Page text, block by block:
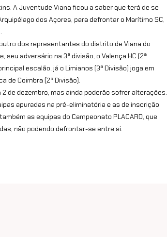
A Juventude Viana ficou a saber que terá de se
dos Açores, para defrontar o Marítimo SC,
dos representantes do distrito de Viana do
seu adversário na 3ª divisão, o Valença HC (2ª
escalão, já o Limianos (3ª Divisão) joga em
de Coimbra (2ª Divisão).
de dezembro, mas ainda poderão sofrer alterações.
apuradas na pré-eliminatória e as de inscrição
as equipas do Campeonato PLACARD, que
não podendo defrontar-se entre si.